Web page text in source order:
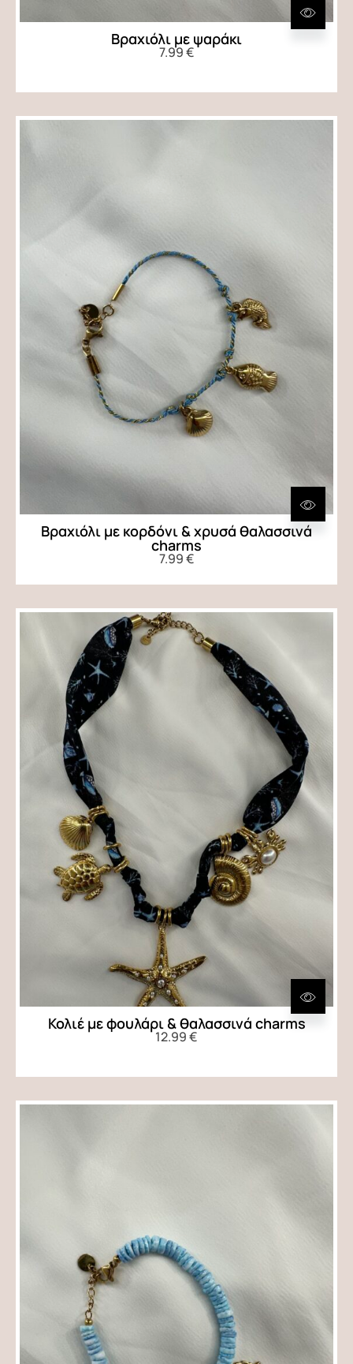
Βραχιόλι με ψαράκι
7.99€
Βραχιόλι με κορδόνι & χρυσά θαλασσινά
charms
7.99€
Κολιέ με φουλάρι & θαλασσινά charms
12.99€